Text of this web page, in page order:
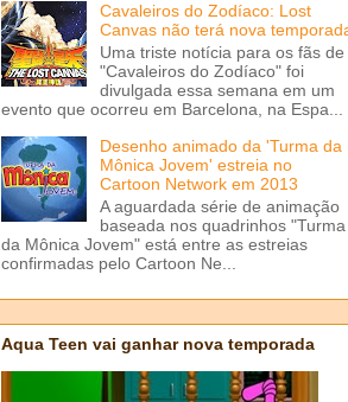
Cavaleiros do Zodíaco: Lost
Canvas não terá nova
Uma triste notícia para os fãs de
"Cavaleiros do Zodíaco" foi
divulgada essa semana em um
evento que ocorreu em Barcelona, na Espa...
Desenho animado da 'Turma da
Mônica Jovem' estreia no
Cartoon Network em 2013
A aguardada série de animação
baseada nos quadrinhos "Turma
da Mônica Jovem" está entre as estreias
confirmadas pelo Cartoon Ne...
Aqua Teen vai ganhar nova temporada